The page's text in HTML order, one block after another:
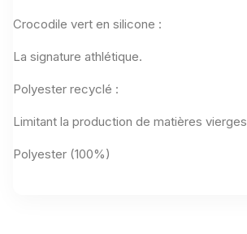
Crocodile vert en silicone :
La signature athlétique.
Polyester recyclé :
Limitant la production de matières vierges
Polyester (100%)